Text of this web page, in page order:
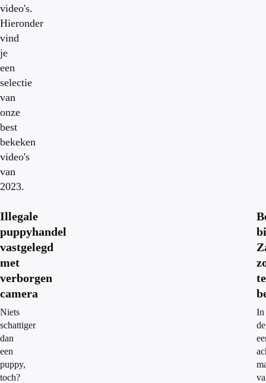
video's.
Hieronder
vind
je
een
selectie
van
onze
best
bekeken
video's
van
2023.
Illegale
puppyhandel
vastgelegd
met
verborgen
camera
Niets
schattiger
dan
een
puppy,
toch?
te
In
de